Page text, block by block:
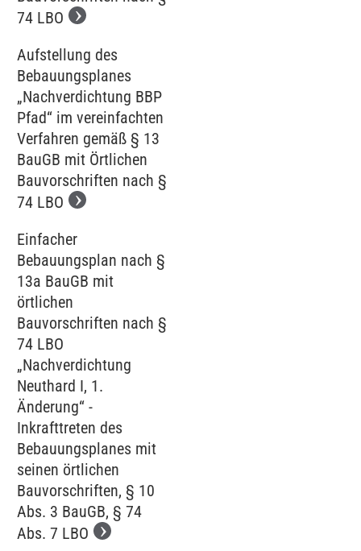
74 LBO
Aufstellung des
Bebauungsplanes
„Nachverdichtung BBP
Pfad“ im vereinfachten
Verfahren gemäß § 13
BauGB mit Örtlichen
Bauvorschriften nach §
74 LBO
Einfacher
Bebauungsplan nach §
13a BauGB mit
örtlichen
Bauvorschriften nach §
74 LBO
„Nachverdichtung
Neuthard I, 1.
Änderung“ -
Inkrafttreten des
Bebauungsplanes mit
seinen örtlichen
Bauvorschriften, § 10
Abs. 3 BauGB, § 74
Abs. 7 LBO